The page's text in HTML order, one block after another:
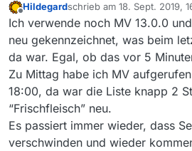
Irgendwas hat’s mit
Wilsberg. Bei mir
neu angezeigt, also
Stunden vielleicht
Zum einen schreibt @
mediathekviewweb
war/ist sie sowohl in
auch in der aktuellen
Die “Neu”-Markierung
Wissens auf den
Liste von gestern (ok,
heute - 00:xx) war sie
Darüberhinaus hat
nicht nur mit dieser
Hildegardschrieb am 18. Sept. 2019,
zuletzt editiert von
Ich verwende noch MV 13.0.0
neu gekennzeichnet, was beim
da war. Egal, ob das vor 5
Zu Mittag habe ich MV
18:00, da war die Liste knapp 2
“Frischfleisch” neu.
Es passiert immer wieder, dass
verschwinden und wieder